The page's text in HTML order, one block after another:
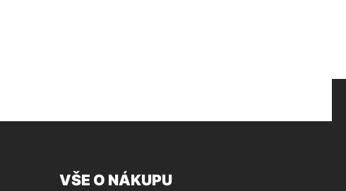
VŠE O NÁKUPU